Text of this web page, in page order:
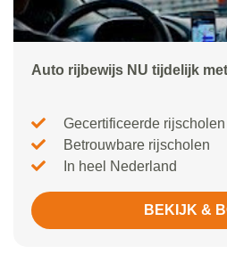
Auto rijbewijs NU tijdelijk
Gecertificeerde rijscholen
Betrouwbare rijscholen
In heel Nederland
BEKIJK &